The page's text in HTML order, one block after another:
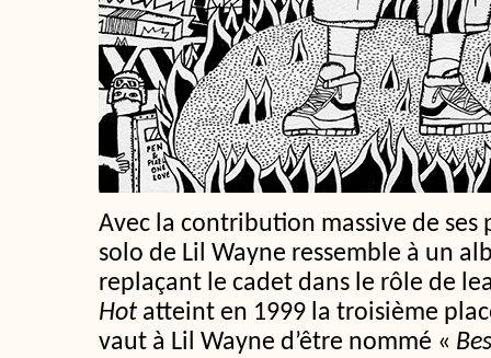
Avec la contribution massive de
solo de Lil Wayne ressemble à un
replaçant le cadet dans le rôle de
Hot atteint en 1999 la troisième
vaut à Lil Wayne d’être nommé «